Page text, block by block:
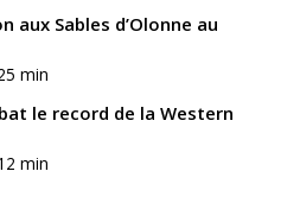
aux Sables d’Olonne au
min
le record de la Western
min